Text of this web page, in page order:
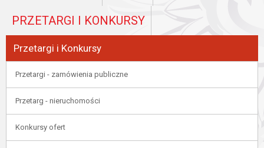
PRZETARGI I KONKURSY
Przetargi i Konkursy
Przetargi - zamówienia publiczne
Przetarg - nieruchomości
Konkursy ofert